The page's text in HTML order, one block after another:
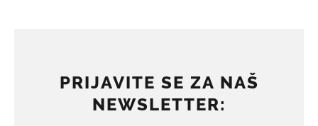
PRIJAVITE SE ZA NAŠ
NEWSLETTER: